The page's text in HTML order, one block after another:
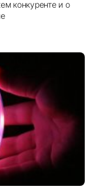
конкуренте и о